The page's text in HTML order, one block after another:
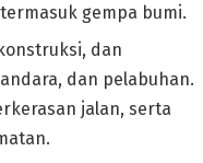
gempa bumi.
dan
dan pelabuhan.
jalan, serta